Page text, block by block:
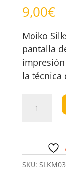
9,00€
Moiko
pantalla
la técnica
Silkscreen
cantidad
SKU: